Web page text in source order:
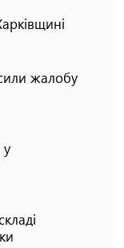
жалобу
у